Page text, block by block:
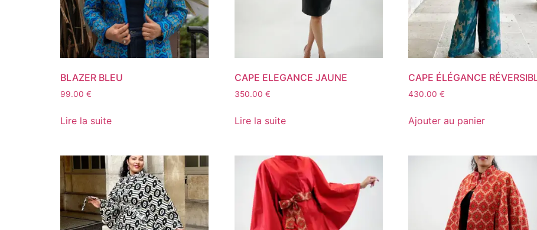
BLAZER BLEU
99.00 €
Lire la suite
CAPE ELEGANCE JAUNE
350.00 €
Lire la suite
CAPE ÉLÉGANCE
430.00€
Ajouter au panier